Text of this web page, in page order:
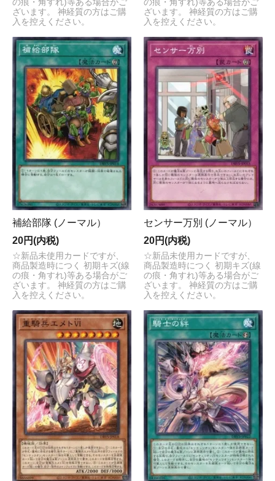
の痕・角すれ)等ある場合がご
ざいます。 神経質の方はご購
入を控えください。
の痕・角すれ)等ある場合がご
ざいます。 神経質の方はご購
入を控えください。
補給部隊 (ノーマル）
20円(内税)
☆新品未使用カードですが、
商品製造時につく 初期キズ(線
の痕・角すれ)等ある場合がご
ざいます。 神経質の方はご購
入を控えください。
センサー万別 (ノーマル）
20円(内税)
☆新品未使用カードですが、
商品製造時につく 初期キズ(線
の痕・角すれ)等ある場合がご
ざいます。 神経質の方はご購
入を控えください。